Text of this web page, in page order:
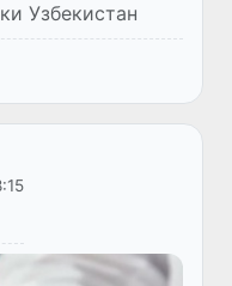
Узбекистан